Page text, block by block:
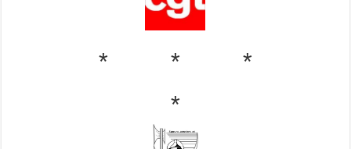
* * *
*